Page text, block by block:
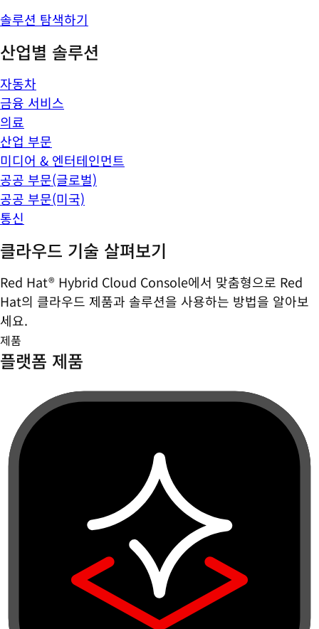
솔루션 탐색하기
산업별 솔루션
자동차
금융 서비스
의료
산업 부문
미디어 & 엔터테인먼트
공공 부문(글로벌)
공공 부문(미국)
통신
클라우드 기술 살펴보기
Red Hat® Hybrid Cloud Console에서 맞춤형으로 Red
Hat의 클라우드 제품과 솔루션을 사용하는 방법을 알아보
세요.
제품
플랫폼 제품